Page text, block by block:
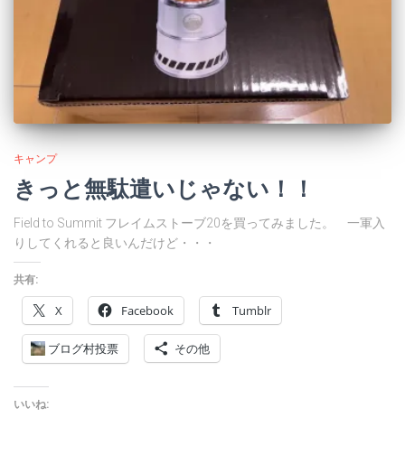
キャンプ
きっと無駄遣いじゃない！！
Field to Summit フレイムストーブ20を買ってみました。 一軍入
りしてくれると良いんだけど・・・
共有:
X Facebook Tumblr
ブログ村投票 その他
いいね: